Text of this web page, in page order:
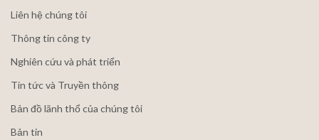
Liên hệ chúng tôi
Thông tin công ty
Nghiên cứu và phát triển
Tin tức và Truyền thông
Bản đồ lãnh thổ của chúng tôi
Bản tin